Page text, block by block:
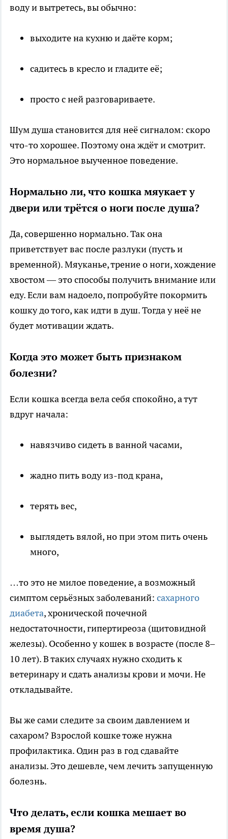
воду и вытретесь, вы обычно:
выходите на кухню и даёте корм;
садитесь в кресло и гладите её;
просто с ней разговариваете.
Шум душа становится для неё сигналом: скоро
что-то хорошее. Поэтому она ждёт и смотрит.
Это нормальное выученное поведение.
Нормально ли, что кошка мяукает у
двери или трётся о ноги после душа?
Да, совершенно нормально. Так она
приветствует вас после разлуки (пусть и
временной). Мяуканье, трение о ноги, хождение
хвостом — это способы получить внимание или
еду. Если вам надоело, попробуйте покормить
кошку до того, как идти в душ. Тогда у неё не
будет мотивации ждать.
Когда это может быть признаком
болезни?
Если кошка всегда вела себя спокойно, а тут
вдруг начала:
навязчиво сидеть в ванной часами,
жадно пить воду из-под крана,
терять вес,
выглядеть вялой, но при этом пить очень
много,
…то это не милое поведение, а возможный
симптом серьёзных заболеваний: сахарного
диабета, хронической почечной
недостаточности, гипертиреоза (щитовидной
железы). Особенно у кошек в возрасте (после 8–
10 лет). В таких случаях нужно сходить к
ветеринару и сдать анализы крови и мочи. Не
откладывайте.
Вы же сами следите за своим давлением и
сахаром? Взрослой кошке тоже нужна
профилактика. Один раз в год сдавайте
анализы. Это дешевле, чем лечить запущенную
болезнь.
Что делать, если кошка мешает во
время душа?